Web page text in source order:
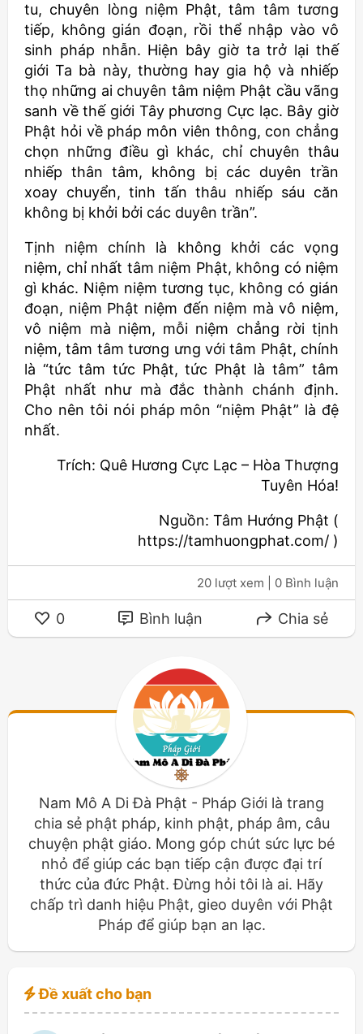
tu, chuyên lòng niệm Phật, tâm tâm tương
tiếp, không gián đoạn, rồi thể nhập vào vô
sinh pháp nhẫn. Hiện bây giờ ta trở lại thế
giới Ta bà này, thường hay gia hộ và nhiếp
thọ những ai chuyên tâm niệm Phật cầu vãng
sanh về thế giới Tây phương Cực lạc. Bây giờ
Phật hỏi về pháp môn viên thông, con chẳng
chọn những điều gì khác, chỉ chuyên thâu
nhiếp thân tâm, không bị các duyên trần
xoay chuyển, tinh tấn thâu nhiếp sáu căn
không bị khởi bởi các duyên trần”.
Tịnh niệm chính là không khởi các vọng
niệm, chỉ nhất tâm niệm Phật, không có niệm
gì khác. Niệm niệm tương tục, không có gián
đoạn, niệm Phật niệm đến niệm mà vô niệm,
vô niệm mà niệm, mỗi niệm chẳng rời tịnh
niệm, tâm tâm tương ưng với tâm Phật, chính
là “tức tâm tức Phật, tức Phật là tâm” tâm
Phật nhất như mà đắc thành chánh định.
Cho nên tôi nói pháp môn “niệm Phật” là đệ
nhất.
Trích: Quê Hương Cực Lạc – Hòa Thượng
Tuyên Hóa!
Nguồn: Tâm Hướng Phật (
https://tamhuongphat.com/ )
20 lượt xem | 0 Bình luận
0 Bình luận Chia sẻ
Nam Mô A Di Đà Phật - Pháp Giới là trang
chia sẻ phật pháp, kinh phật, pháp âm, câu
chuyện phật giáo. Mong góp chút sức lực bé
nhỏ để giúp các bạn tiếp cận được đại trí
thức của đức Phật. Đừng hỏi tôi là ai. Hãy
chấp trì danh hiệu Phật, gieo duyên với Phật
Pháp để giúp bạn an lạc.
Đề xuất cho bạn